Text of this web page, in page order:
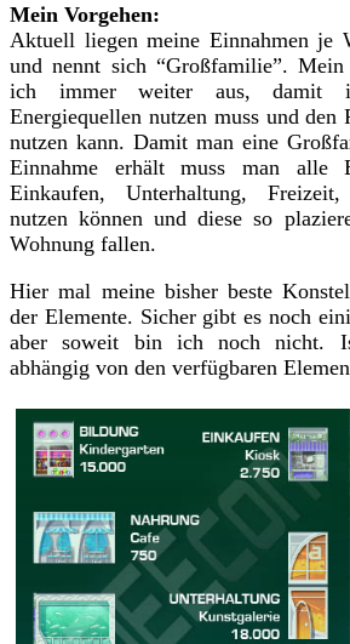
Mein Vorgehen:
Aktuell liegen meine Einnahmen je
und nennt sich “Großfamilie”.
ich immer weiter aus, damit
Energiequellen nutzen muss und den
nutzen kann. Damit man eine
Einnahme erhält muss man alle
Einkaufen, Unterhaltung,
nutzen können und diese so
Wohnung fallen.
Hier mal meine bisher beste
der Elemente. Sicher gibt es noch
aber soweit bin ich noch nicht.
abhängig von den verfügbaren